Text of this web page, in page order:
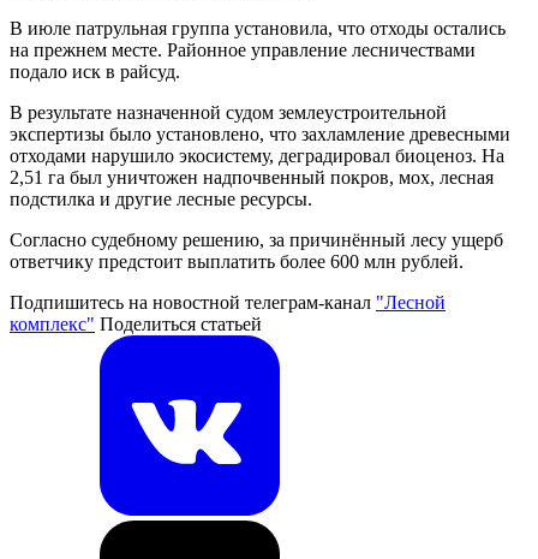
В июле патрульная группа установила, что отходы остались
на прежнем месте. Районное управление лесничествами
подало иск в райсуд.
В результате назначенной судом землеустроительной
экспертизы было установлено, что захламление древесными
отходами нарушило экосистему, деградировал биоценоз. На
2,51 га был уничтожен надпочвенный покров, мох, лесная
подстилка и другие лесные ресурсы.
Согласно судебному решению, за причинённый лесу ущерб
ответчику предстоит выплатить более 600 млн рублей.
Подпишитесь на новостной телеграм-канал "Лесной
комплекс" Поделиться статьей